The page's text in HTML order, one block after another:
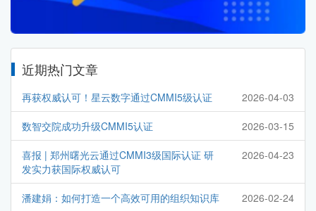
近期热门文章
再获权威认可！星云数字通过CMMI5级认证 2026-04-03
数智交院成功升级CMMI5认证 2026-03-15
喜报 | 郑州曙光云通过CMMI3级国际认证 研
发实力获国际权威认可
2026-04-23
潘建娟：如何打造一个高效可用的组织知识库 2026-02-24